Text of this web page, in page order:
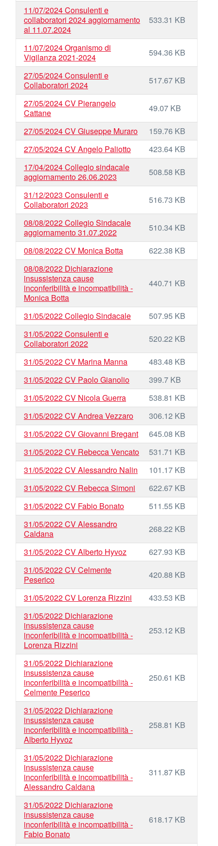
11/07/2024 Consulenti e
collaboratori 2024 aggiornamento
al 11.07.2024
533.31 KB
11/07/2024 Organismo di
Vigilanza 2021-2024
594.36 KB
27/05/2024 Consulenti e
Collaboratori 2024
517.67 KB
27/05/2024 CV Pierangelo
Cattane
49.07 KB
27/05/2024 CV Giuseppe Muraro
159.76 KB
27/05/2024 CV Angelo Paliotto
423.64 KB
17/04/2024 Collegio sindacale
aggiornamento 26.06.2023
508.58 KB
31/12/2023 Consulenti e
Collaboratori 2023
516.73 KB
08/08/2022 Collegio Sindacale
aggiornamento 31.07.2022
510.34 KB
08/08/2022 CV Monica Botta
622.38 KB
08/08/2022 Dichiarazione
insussistenza cause
inconferibilità e incompatibilità -
Monica Botta
440.71 KB
31/05/2022 Collegio Sindacale
507.95 KB
31/05/2022 Consulenti e
Collaboratori 2022
520.22 KB
31/05/2022 CV Marina Manna
483.48 KB
31/05/2022 CV Paolo Gianolio
399.7 KB
31/05/2022 CV Nicola Guerra
538.81 KB
31/05/2022 CV Andrea Vezzaro
306.12 KB
31/05/2022 CV Giovanni Bregant
645.08 KB
31/05/2022 CV Rebecca Vencato
531.71 KB
31/05/2022 CV Alessandro Nalin
101.17 KB
31/05/2022 CV Rebecca Simoni
622.67 KB
31/05/2022 CV Fabio Bonato
511.55 KB
31/05/2022 CV Alessandro
Caldana
268.22 KB
31/05/2022 CV Alberto Hyvoz
627.93 KB
31/05/2022 CV Celmente
Peserico
420.88 KB
31/05/2022 CV Lorenza Rizzini
433.53 KB
31/05/2022 Dichiarazione
insussistenza cause
inconferibilità e incompatibilità -
Lorenza Rizzini
253.12 KB
31/05/2022 Dichiarazione
insussistenza cause
inconferibilità e incompatibilità -
Celmente Peserico
250.61 KB
31/05/2022 Dichiarazione
insussistenza cause
inconferibilità e incompatibilità -
Alberto Hyvoz
258.81 KB
31/05/2022 Dichiarazione
insussistenza cause
inconferibilità e incompatibilità -
Alessandro Caldana
311.87 KB
31/05/2022 Dichiarazione
insussistenza cause
inconferibilità e incompatibilità -
Fabio Bonato
618.17 KB